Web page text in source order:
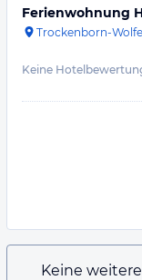
Ferienwohnung
Trockenborn-
Keine
Keine